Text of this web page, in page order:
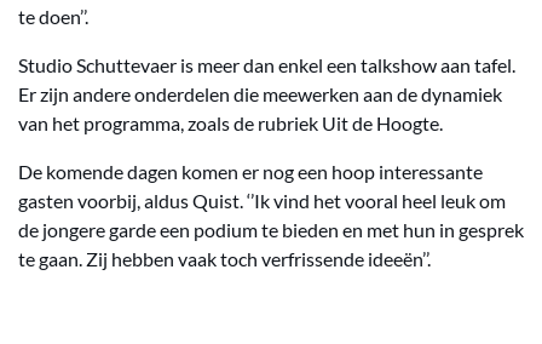
te doen’’.
Studio Schuttevaer is meer dan enkel een talkshow aan tafel.
Er zijn andere onderdelen die meewerken aan de dynamiek
van het programma, zoals de rubriek Uit de Hoogte.
De komende dagen komen er nog een hoop interessante
gasten voorbij, aldus Quist. ‘’Ik vind het vooral heel leuk om
de jongere garde een podium te bieden en met hun in gesprek
te gaan. Zij hebben vaak toch verfrissende ideeën’’.